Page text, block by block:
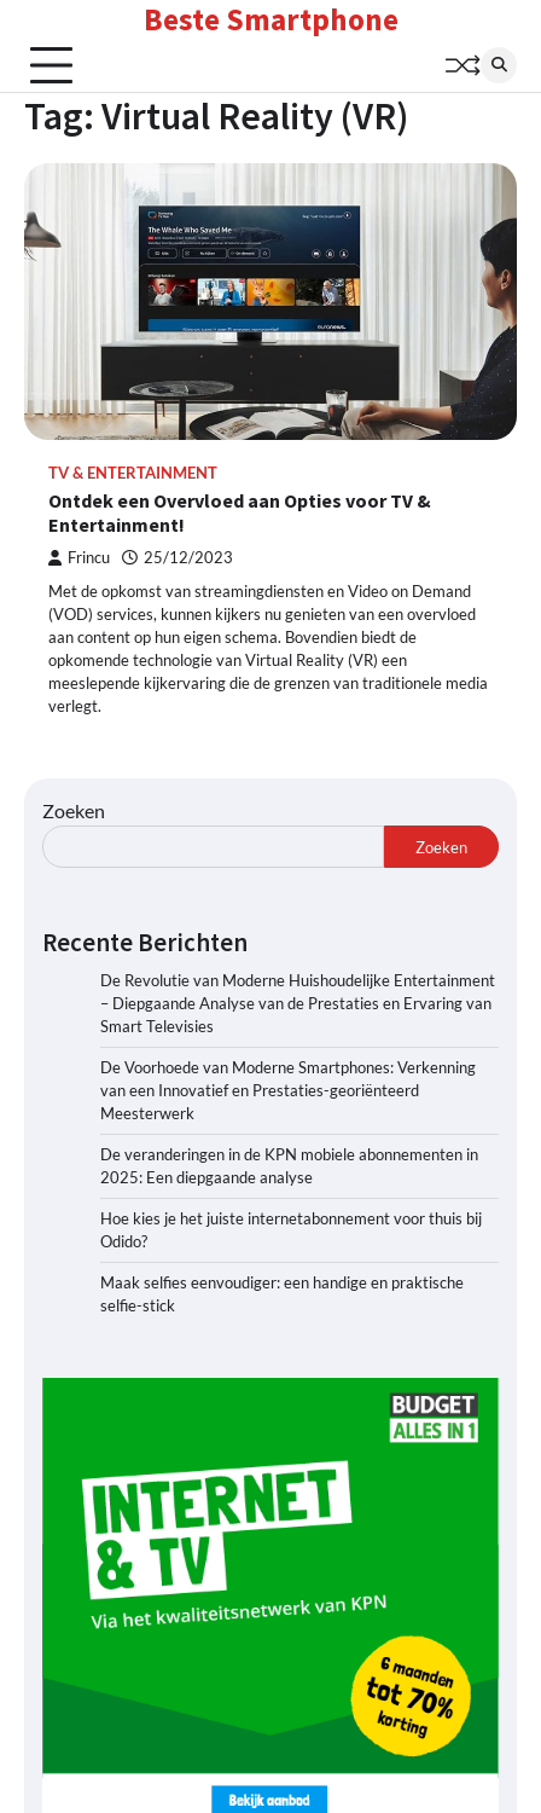
content
Beste Smartphone
Tag: Virtual Reality (VR)
TV & ENTERTAINMENT
Ontdek een Overvloed aan Opties voor TV &
Entertainment!
Frincu 25/12/2023
Met de opkomst van streamingdiensten en Video on Demand
(VOD) services, kunnen kijkers nu genieten van een overvloed
aan content op hun eigen schema. Bovendien biedt de
opkomende technologie van Virtual Reality (VR) een
meeslepende kijkervaring die de grenzen van traditionele media
verlegt.
Zoeken
Zoeken
Recente Berichten
De Revolutie van Moderne Huishoudelijke Entertainment
– Diepgaande Analyse van de Prestaties en Ervaring van
Smart Televisies
De Voorhoede van Moderne Smartphones: Verkenning
van een Innovatief en Prestaties-georiënteerd
Meesterwerk
De veranderingen in de KPN mobiele abonnementen in
2025: Een diepgaande analyse
Hoe kies je het juiste internetabonnement voor thuis bij
Odido?
Maak selfies eenvoudiger: een handige en praktische
selfie-stick